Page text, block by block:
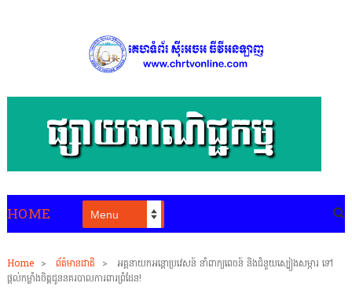
HOME
Home > ព័ត៌មានជាតិ >
អគ្គនាយកអន្តោប្រវេសន៍ នាំពាក្យពេចន៍ និងជំនួយស្បៀងសម្ភារ ទៅ
ផ្ដល់កម្លាំងចិត្តជូននគរបាលការពារព្រំដែន!